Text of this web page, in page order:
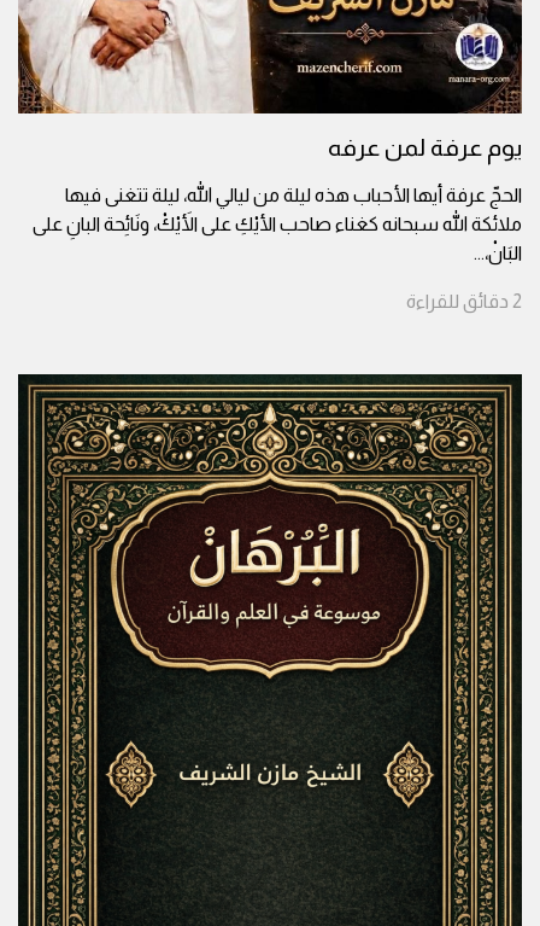
يوم عرفة لمن عرفه
الحجّ عرفة أيها الأحباب هذه ليلة من ليالي الله، ليلة تتغنى فيها
ملائكة الله سبحانه كغناء صاحب الأيْكِ على الأَيْكْ، ونَائِحة البانِ على
البَانْ،...
2 دقائق للقراءة